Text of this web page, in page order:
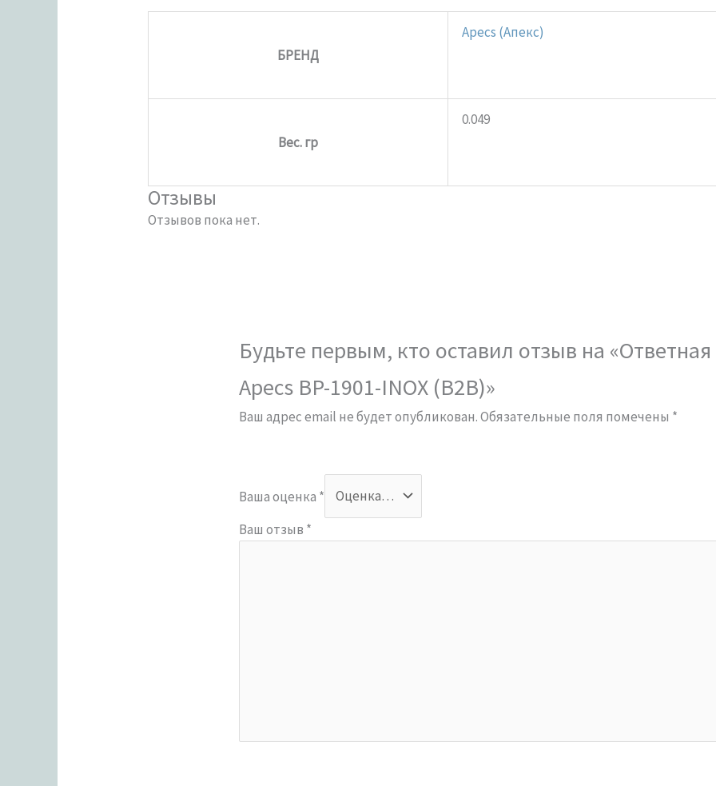
БРЕНД
Apecs (Апекс)
Вес. гр
0.049
Отзывы
Отзывов пока нет.
Будьте первым, кто оставил отзыв на
Apecs BP-1901-INOX (B2B)»
Ваш адрес email не будет опубликован.Обязательные поля помечены *
Ваша оценка *
Ваш отзыв *